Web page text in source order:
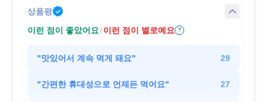
상품평
이런 점이 좋았어요 / 이런 점이 별로예요 ?
"맛있어서 계속 먹게 돼요" 29
"간편한 휴대성으로 언제든 먹어요" 27